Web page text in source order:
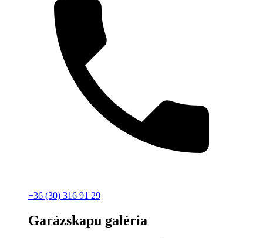
+36 (30) 316 91 29
Garázskapu galéria